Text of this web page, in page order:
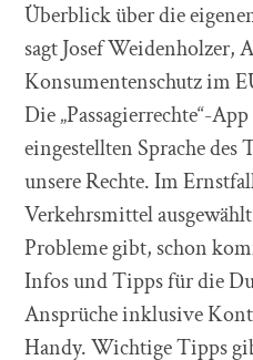
Überblick über die
sagt Josef Weidenholzer,
Konsumentenschutz im
Die „Passagierrechte“-
eingestellten Sprache
unsere Rechte. Im
Verkehrsmittel
Probleme gibt, schon
Infos und Tipps für die
Ansprüche inklusive
Handy. Wichtige Tipps